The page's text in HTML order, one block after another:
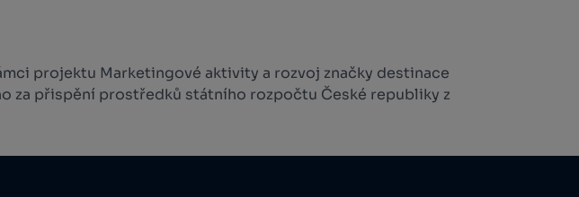
projektu Marketingové aktivity a rozvoj značky destinace
za přispění prostředků státního rozpočtu České republiky z